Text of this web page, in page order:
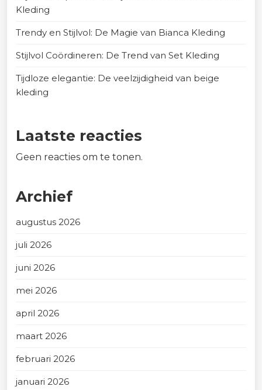
Kleding
Trendy en Stijlvol: De Magie van Bianca Kleding
Stijlvol Coördineren: De Trend van Set Kleding
Tijdloze elegantie: De veelzijdigheid van beige
kleding
Laatste reacties
Geen reacties om te tonen.
Archief
augustus 2026
juli 2026
juni 2026
mei 2026
april 2026
maart 2026
februari 2026
januari 2026